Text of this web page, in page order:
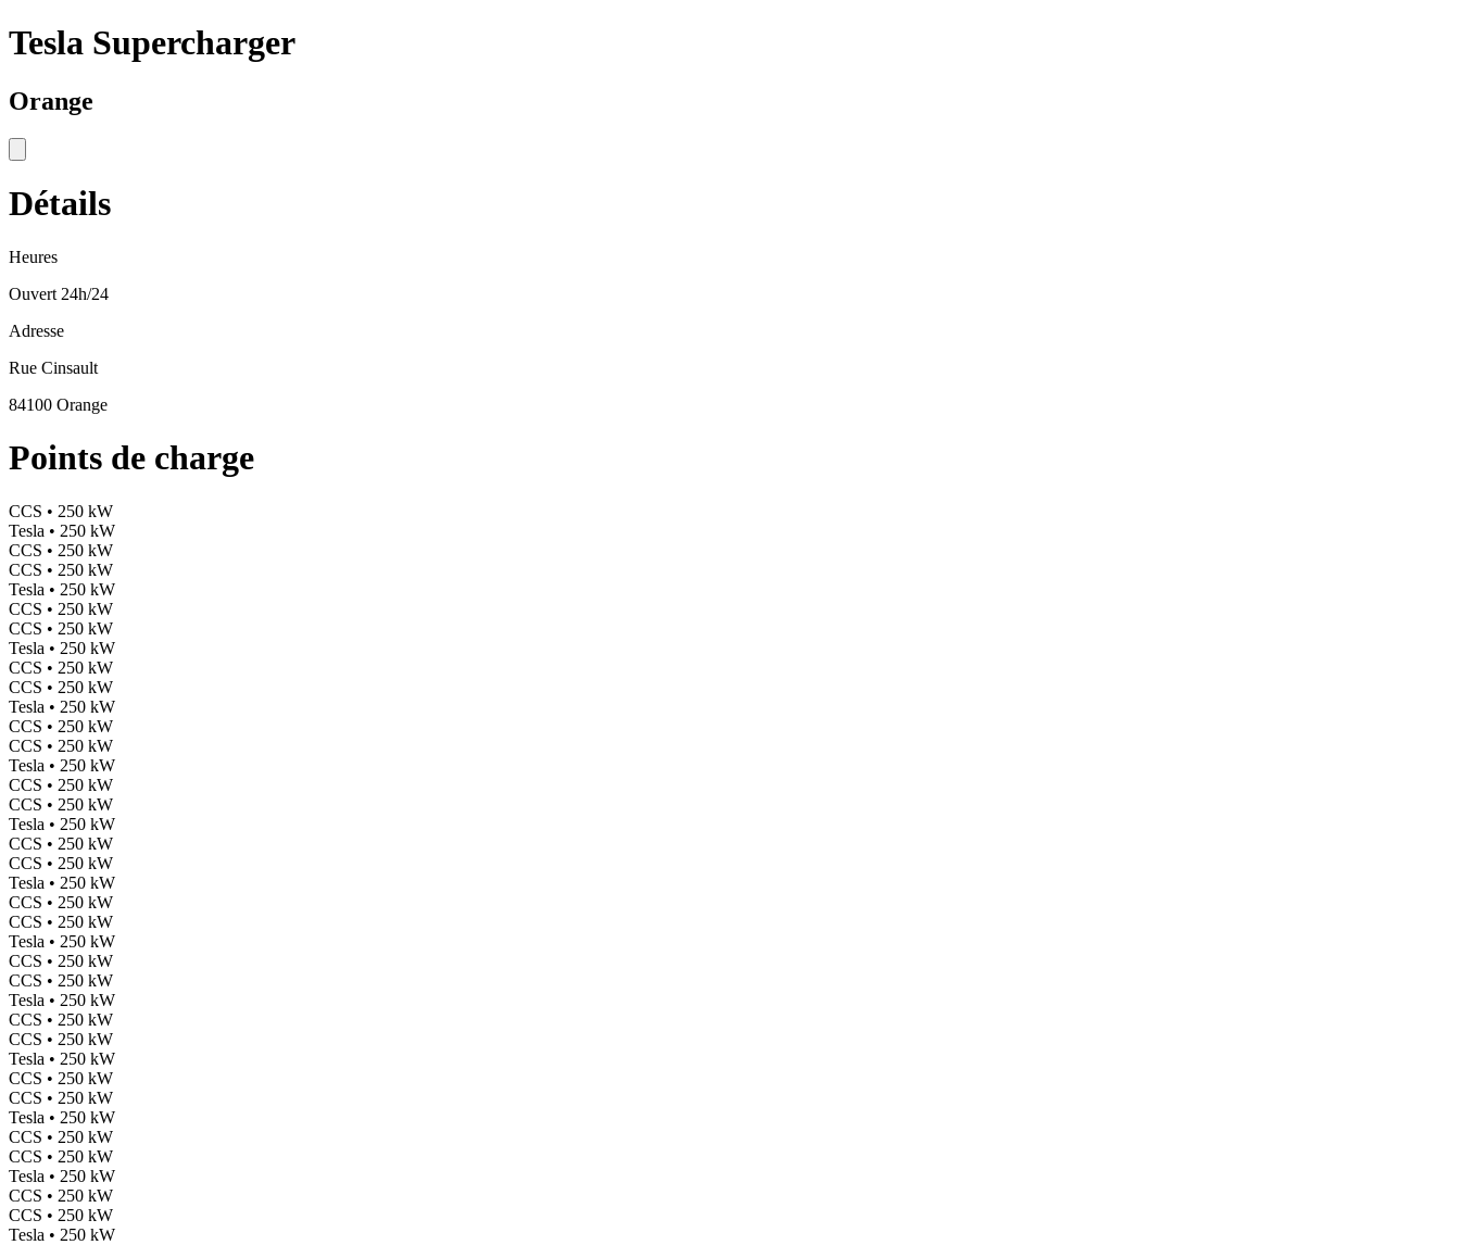
Tesla Supercharger
Orange
Détails
Heures
Ouvert 24h/24
Adresse
Rue Cinsault
84100 Orange
Points de charge
CCS • 250 kW
Tesla • 250 kW
CCS • 250 kW
CCS • 250 kW
Tesla • 250 kW
CCS • 250 kW
CCS • 250 kW
Tesla • 250 kW
CCS • 250 kW
CCS • 250 kW
Tesla • 250 kW
CCS • 250 kW
CCS • 250 kW
Tesla • 250 kW
CCS • 250 kW
CCS • 250 kW
Tesla • 250 kW
CCS • 250 kW
CCS • 250 kW
Tesla • 250 kW
CCS • 250 kW
CCS • 250 kW
Tesla • 250 kW
CCS • 250 kW
CCS • 250 kW
Tesla • 250 kW
CCS • 250 kW
CCS • 250 kW
Tesla • 250 kW
CCS • 250 kW
CCS • 250 kW
Tesla • 250 kW
CCS • 250 kW
CCS • 250 kW
Tesla • 250 kW
CCS • 250 kW
CCS • 250 kW
Tesla • 250 kW